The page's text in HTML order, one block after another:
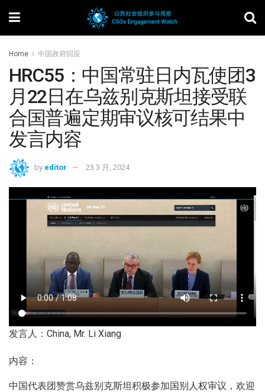
Home 中国政府回应
HRC55：中国常驻日内瓦使团3
月22日在乌兹别克斯坦接受联
合国普遍定期审议核可结果中
发言内容
by editor 23 3 月, 2024
发言人：China, Mr. Li Xiang
内容：
中国代表团赞赏乌兹别克斯坦积极参加国别人权审议，欢迎